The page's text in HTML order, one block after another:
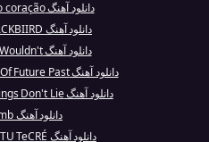
دانلود آهنگ Som do coração از Anitta
دانلود آهنگ BLACKBIIRD از Beyoncé
دانلود آهنگ Wish You Wouldn't از NF
دانلود آهنگ Days Of Future Past از Iron Maiden
دانلود آهنگ Feelings Don't Lie از Chris Brown
دانلود آهنگ Numb از Sia
دانلود آهنگ KETU TeCRÉ از Bad Bunny